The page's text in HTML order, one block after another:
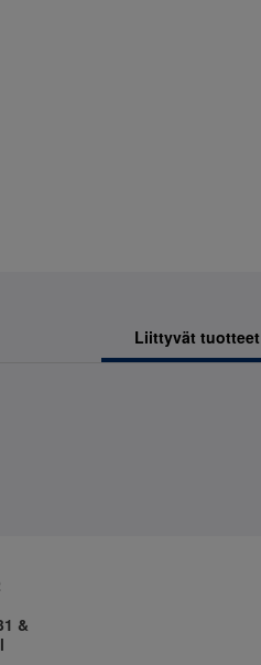
Liittyvät tuotteet
&